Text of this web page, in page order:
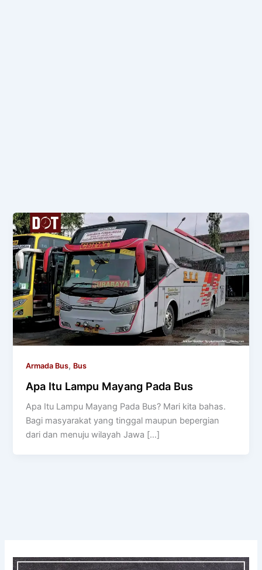
Armada Bus, Bus
Apa Itu Lampu Mayang Pada Bus
Apa Itu Lampu Mayang Pada Bus? Mari kita bahas.
Bagi masyarakat yang tinggal maupun bepergian
dari dan menuju wilayah Jawa […]